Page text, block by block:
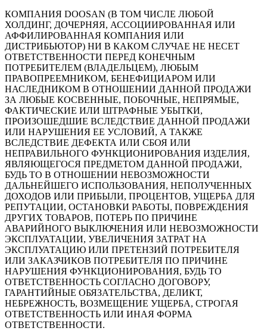
КОМПАНИЯ DOOSAN (В ТОМ ЧИСЛЕ ЛЮБОЙ
ХОЛДИНГ, ДОЧЕРНЯЯ, АССОЦИИРОВАННАЯ ИЛИ
АФФИЛИРОВАННАЯ КОМПАНИЯ ИЛИ
ДИСТРИБЬЮТОР) НИ В КАКОМ СЛУЧАЕ НЕ НЕСЕТ
ОТВЕТСТВЕННОСТИ ПЕРЕД КОНЕЧНЫМ
ПОТРЕБИТЕЛЕМ (ВЛАДЕЛЬЦЕМ), ЛЮБЫМ
ПРАВОПРЕЕМНИКОМ, БЕНЕФИЦИАРОМ ИЛИ
НАСЛЕДНИКОМ В ОТНОШЕНИИ ДАННОЙ ПРОДАЖИ
ЗА ЛЮБЫЕ КОСВЕННЫЕ, ПОБОЧНЫЕ, НЕПРЯМЫЕ,
ФАКТИЧЕСКИЕ ИЛИ ШТРАФНЫЕ УБЫТКИ,
ПРОИЗОШЕДШИЕ ВСЛЕДСТВИЕ ДАННОЙ ПРОДАЖИ
ИЛИ НАРУШЕНИЯ ЕЕ УСЛОВИЙ, А ТАКЖЕ
ВСЛЕДСТВИЕ ДЕФЕКТА ИЛИ СБОЯ ИЛИ
НЕПРАВИЛЬНОГО ФУНКЦИОНИРОВАНИЯ ИЗДЕЛИЯ,
ЯВЛЯЮЩЕГОСЯ ПРЕДМЕТОМ ДАННОЙ ПРОДАЖИ,
БУДЬ ТО В ОТНОШЕНИИ НЕВОЗМОЖНОСТИ
ДАЛЬНЕЙШЕГО ИСПОЛЬЗОВАНИЯ, НЕПОЛУЧЕННЫХ
ДОХОДОВ ИЛИ ПРИБЫЛИ, ПРОЦЕНТОВ, УЩЕРБА ДЛЯ
РЕПУТАЦИИ, ОСТАНОВКИ РАБОТЫ, ПОВРЕЖДЕНИЯ
ДРУГИХ ТОВАРОВ, ПОТЕРЬ ПО ПРИЧИНЕ
АВАРИЙНОГО ВЫКЛЮЧЕНИЯ ИЛИ НЕВОЗМОЖНОСТИ
ЭКСПЛУАТАЦИИ, УВЕЛИЧЕНИЯ ЗАТРАТ НА
ЭКСПЛУАТАЦИЮ ИЛИ ПРЕТЕНЗИЙ ПОТРЕБИТЕЛЯ
ИЛИ ЗАКАЗЧИКОВ ПОТРЕБИТЕЛЯ ПО ПРИЧИНЕ
НАРУШЕНИЯ ФУНКЦИОНИРОВАНИЯ, БУДЬ ТО
ОТВЕТСТВЕННОСТЬ СОГЛАСНО ДОГОВОРУ,
ГАРАНТИЙНЫЕ ОБЯЗАТЕЛЬСТВА, ДЕЛИКТ,
НЕБРЕЖНОСТЬ, ВОЗМЕЩЕНИЕ УЩЕРБА, СТРОГАЯ
ОТВЕТСТВЕННОСТЬ ИЛИ ИНАЯ ФОРМА
ОТВЕТСТВЕННОСТИ.